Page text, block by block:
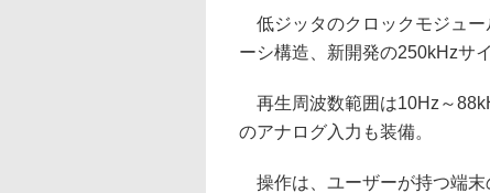
低ジッタのクロックモジュー
ーシ構造、新開発の250kHzサ
再生周波数範囲は10Hz～
のアナログ入力も装備。
操作は、ユーザーが持つ端末